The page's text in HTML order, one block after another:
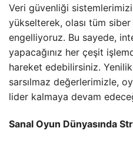
Veri güvenliği
yükselterek, olası tüm siber
engelliyoruz. Bu sayede,
yapacağınız her çeşit
hareket edebilirsiniz.
sarsılmaz değerlerimizle,
lider kalmaya devam
Sanal Oyun Dünyasında